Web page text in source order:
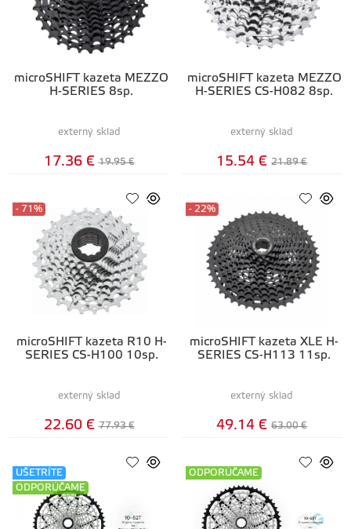
microSHIFT kazeta MEZZO
H-SERIES 8sp.
externý sklad
17.36 € 19.95 €
microSHIFT kazeta MEZZO
H-SERIES CS-H082 8sp.
externý sklad
15.54 € 21.89 €
microSHIFT kazeta R10 H-
SERIES CS-H100 10sp.
- 71%
externý sklad
22.60 € 77.93 €
microSHIFT kazeta XLE H-
SERIES CS-H113 11sp.
- 22%
externý sklad
49.14 € 63.00 €
UŠETRÍTE
ODPORÚČAME
ODPORÚČAME